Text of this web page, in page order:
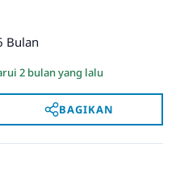
Bulan
2 bulan yang lalu
BAGIKAN